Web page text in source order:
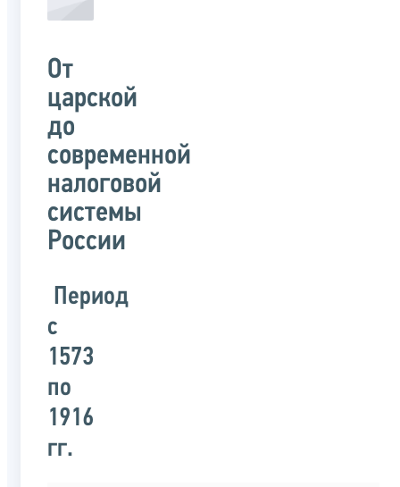
От
царской
до
современной
налоговой
системы
России
Период
с
1573
по
1916
гг.